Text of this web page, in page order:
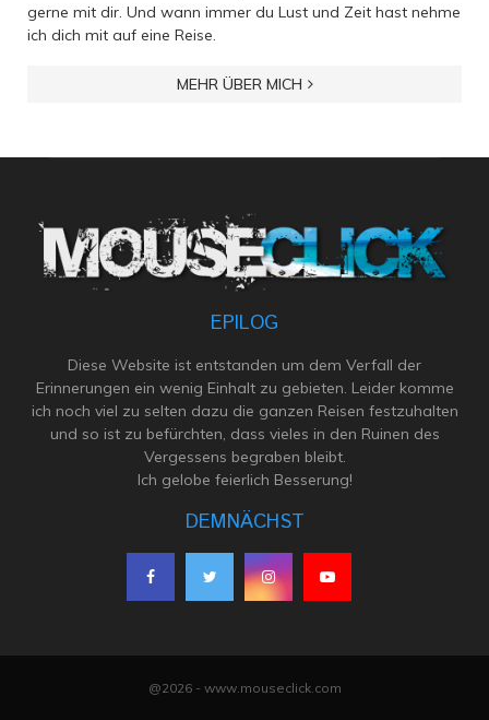
gerne mit dir. Und wann immer du Lust und Zeit hast nehme
ich dich mit auf eine Reise.
MEHR ÜBER MICH
EPILOG
Diese Website ist entstanden um dem Verfall der
Erinnerungen ein wenig Einhalt zu gebieten. Leider komme
ich noch viel zu selten dazu die ganzen Reisen festzuhalten
und so ist zu befürchten, dass vieles in den Ruinen des
Vergessens begraben bleibt.
Ich gelobe feierlich Besserung!
DEMNÄCHST
@2026 - www.mouseclick.com